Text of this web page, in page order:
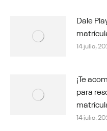
Dale
14 julio,
¡Te
para
14 julio,